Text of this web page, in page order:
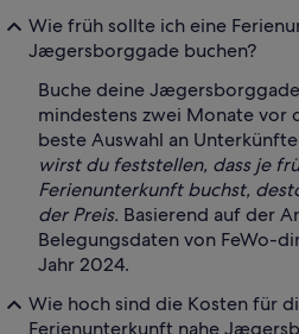
Wie früh sollte ich eine
Jægersborggade buchen?
Buche deine
mindestens zwei Monate vor
beste Auswahl an
wirst du feststellen, dass je
Ferienunterkunft buchst,
der Preis. Basierend auf der
Belegungsdaten von FeWo-
Jahr 2024.
Wie hoch sind die Kosten für
Ferienunterkunft nahe